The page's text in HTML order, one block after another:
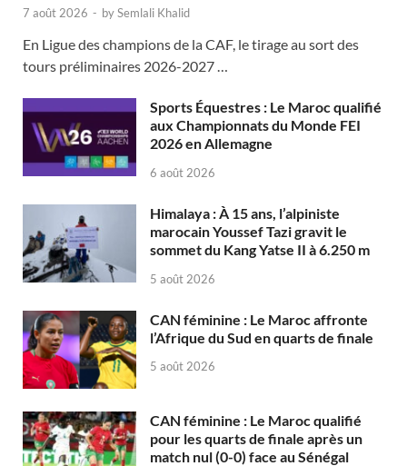
7 août 2026 - bySemlali Khalid
En Ligue des champions de la CAF, le tirage au sort des
tours préliminaires 2026-2027 …
Sports Équestres : Le Maroc qualifié
aux Championnats du Monde FEI
2026 en Allemagne
6 août 2026
Himalaya : À 15 ans, l’alpiniste
marocain Youssef Tazi gravit le
sommet du Kang Yatse II à 6.250 m
5 août 2026
CAN féminine : Le Maroc affronte
l’Afrique du Sud en quarts de finale
5 août 2026
CAN féminine : Le Maroc qualifié
pour les quarts de finale après un
match nul (0-0) face au Sénégal